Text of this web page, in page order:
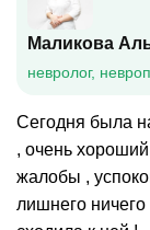
Маликова
невролог,
Сегодня была
, очень
жалобы ,
лишнего